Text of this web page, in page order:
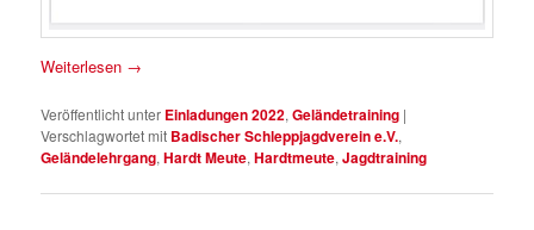
Weiterlesen →
Veröffentlicht unter Einladungen 2022,Geländetraining |
Verschlagwortet mit Badischer Schleppjagdverein e.V.,
Geländelehrgang,Hardt Meute,Hardtmeute,Jagdtraining